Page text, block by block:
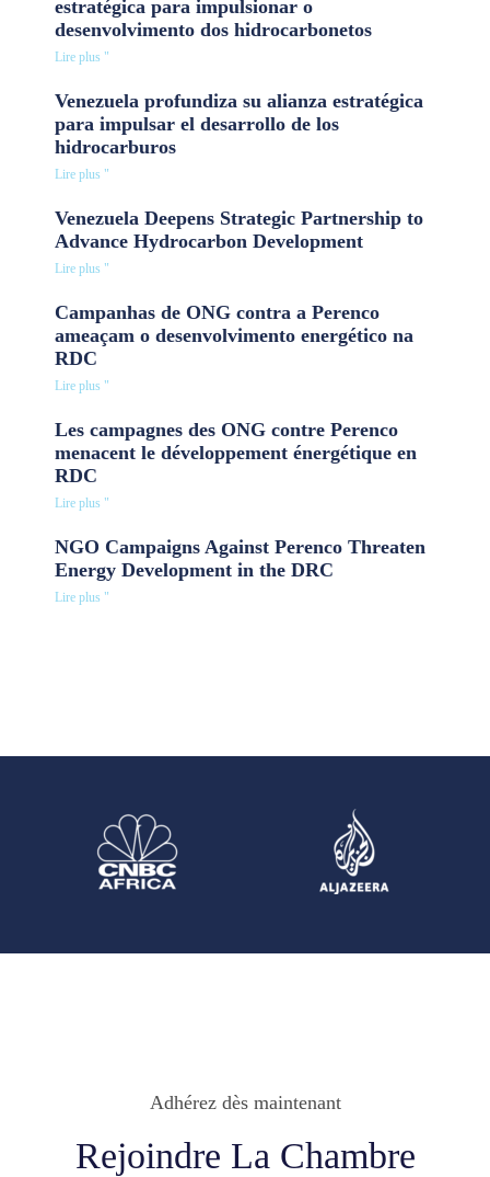
estratégica para impulsionar o
desenvolvimento dos hidrocarbonetos
Lire plus "
Venezuela profundiza su alianza estratégica
para impulsar el desarrollo de los
hidrocarburos
Lire plus "
Venezuela Deepens Strategic Partnership to
Advance Hydrocarbon Development
Lire plus "
Campanhas de ONG contra a Perenco
ameaçam o desenvolvimento energético na
RDC
Lire plus "
Les campagnes des ONG contre Perenco
menacent le développement énergétique en
RDC
Lire plus "
NGO Campaigns Against Perenco Threaten
Energy Development in the DRC
Lire plus "
Adhérez dès maintenant
Rejoindre La Chambre